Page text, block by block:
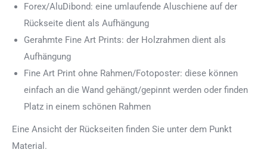
Forex/AluDibond: eine umlaufende Aluschiene auf der
Rückseite dient als Aufhängung
Gerahmte Fine Art Prints: der Holzrahmen dient als
Aufhängung
Fine Art Print ohne Rahmen/Fotoposter: diese können
einfach an die Wand gehängt/gepinnt werden oder finden
Platz in einem schönen Rahmen
Eine Ansicht der Rückseiten finden Sie unter dem Punkt
Material.